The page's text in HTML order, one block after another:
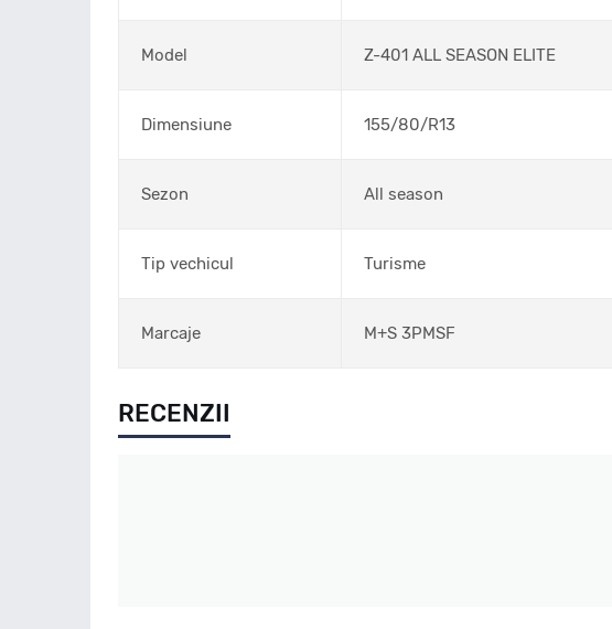
Model Z-401 ALL SEASON ELITE
Dimensiune 155/80/R13
Sezon All season
Tip vechicul Turisme
Marcaje M+S 3PMSF
RECENZII